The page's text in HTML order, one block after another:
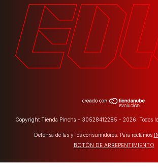
Copyright Tienda Pincha - 30528412285 - 2026. Todos
Defensa de las y los consumidores. Para reclamos
BOTÓN DE ARREPENTIMIENTO